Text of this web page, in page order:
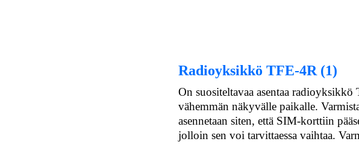
Radioyksikkö TFE-4R (1)
On suositeltavaa asentaa radioyksikkö
vähemmän näkyvälle paikalle.
asennetaan siten, että SIM-korttiin
jolloin sen voi tarvittaessa vaihtaa.